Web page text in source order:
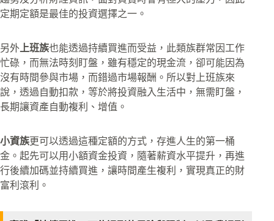
定期定額是最佳的投資選擇之一。
另外 上班族也能透過持續買進而受益，此類族群常因工作
忙碌，而無法時刻盯盤，雖有穩定的現金流，卻可能因為
沒有時間參與市場，而錯過市場報酬。所以對上班族來
說，透過自動扣款，等於將投資融入生活中，無需盯盤，
長期讓資產自動複利、增值。​
小資族更可以透過這種定額的方式，存進人生的第一桶
金。起先可以用小額資金投資，隨著薪資水平提升，再進
行後續加碼並持續買進，讓時間產生複利，實現真正的財
富利滾利。